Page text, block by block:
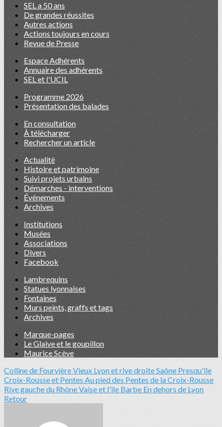
SEL a 50 ans
De grandes réussites
Autres actions
Actions toujours en cours
Revue de Presse
Espace Adhérents
Annuaire des adhérents
SEL et l'UCIL
Programme 2026
Présentation des balades
En consultation
À télécharger
Rechercher un article
Actualité
Histoire et patrimoine
Suivi projets urbains
Démarches - interventions
Événements
Archives
Institutions
Musées
Associations
Divers
Facebook
Lambrequins
Statues lyonnaises
Fontaines
Murs peints, graffs et tags
Archives
Marque-pages
Le Glaive et le goupillon
Maurice Scève
Colline de FourvièreVieux Lyon et rive droite Saône Presqu'île
Croix-Rousse et Pentes Au pied des Pentes de la Croix-Rousse
Rive gauche du RhôneVaise et l'île Barbe En dehors de Lyon
Retour